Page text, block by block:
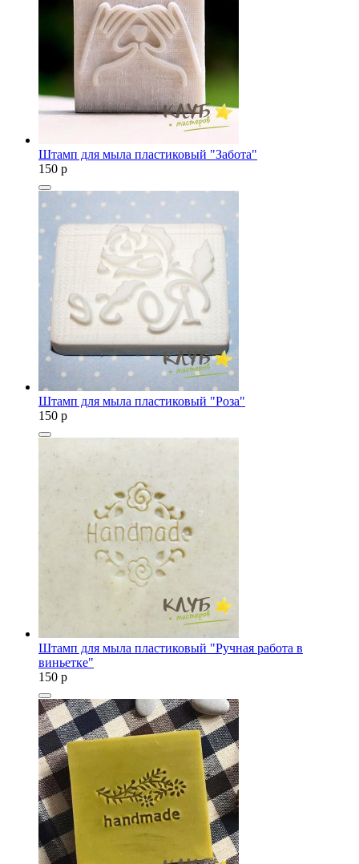
Штамп для мыла пластиковый "Забота"
150 p
Штамп для мыла пластиковый "Роза"
150 p
Штамп для мыла пластиковый "Ручная работа в
виньетке"
150 p